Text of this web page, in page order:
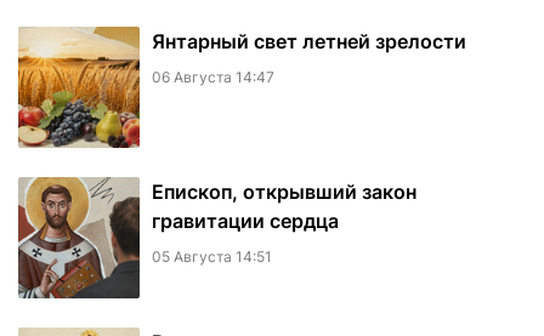
Янтарный свет летней зрелости
06 Августа 14:47
Епископ, открывший закон
гравитации сердца
05 Августа 14:51